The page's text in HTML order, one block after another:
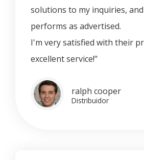
solutions to my inquiries,
performs as advertised.
I'm very satisfied with their
excellent service!"
ralph cooper
Distribuidor